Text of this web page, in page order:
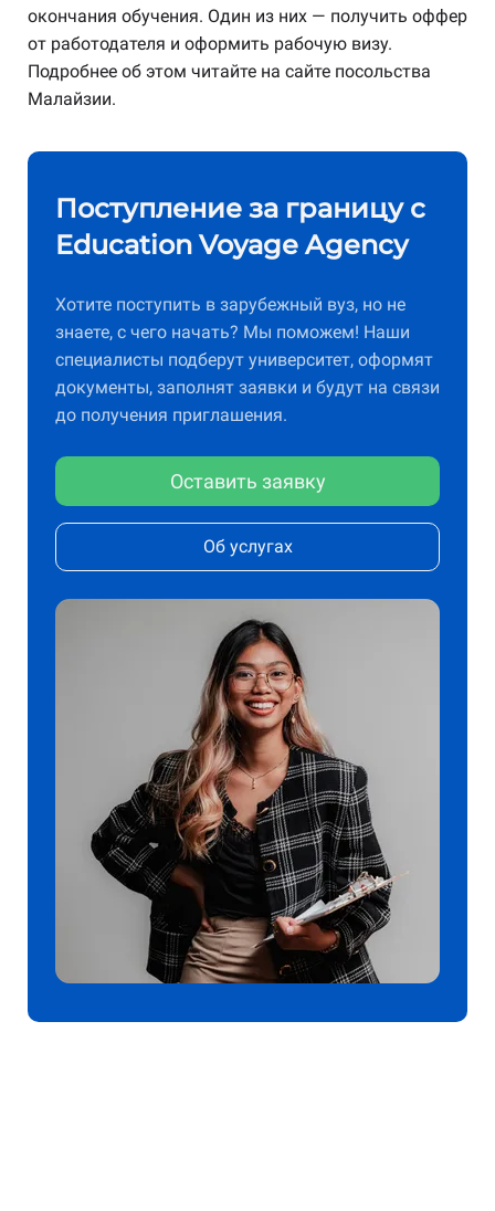
окончания обучения. Один из них — получить оффер
от работодателя и оформить рабочую визу.
Подробнее об этом читайте на сайте посольства
Малайзии.
Поступление за границу с
Education Voyage Agency
Хотите поступить в зарубежный вуз, но не
знаете, с чего начать? Мы поможем! Наши
специалисты подберут университет, оформят
документы, заполнят заявки и будут на связи
до получения приглашения.
Оставить заявку
Об услугах